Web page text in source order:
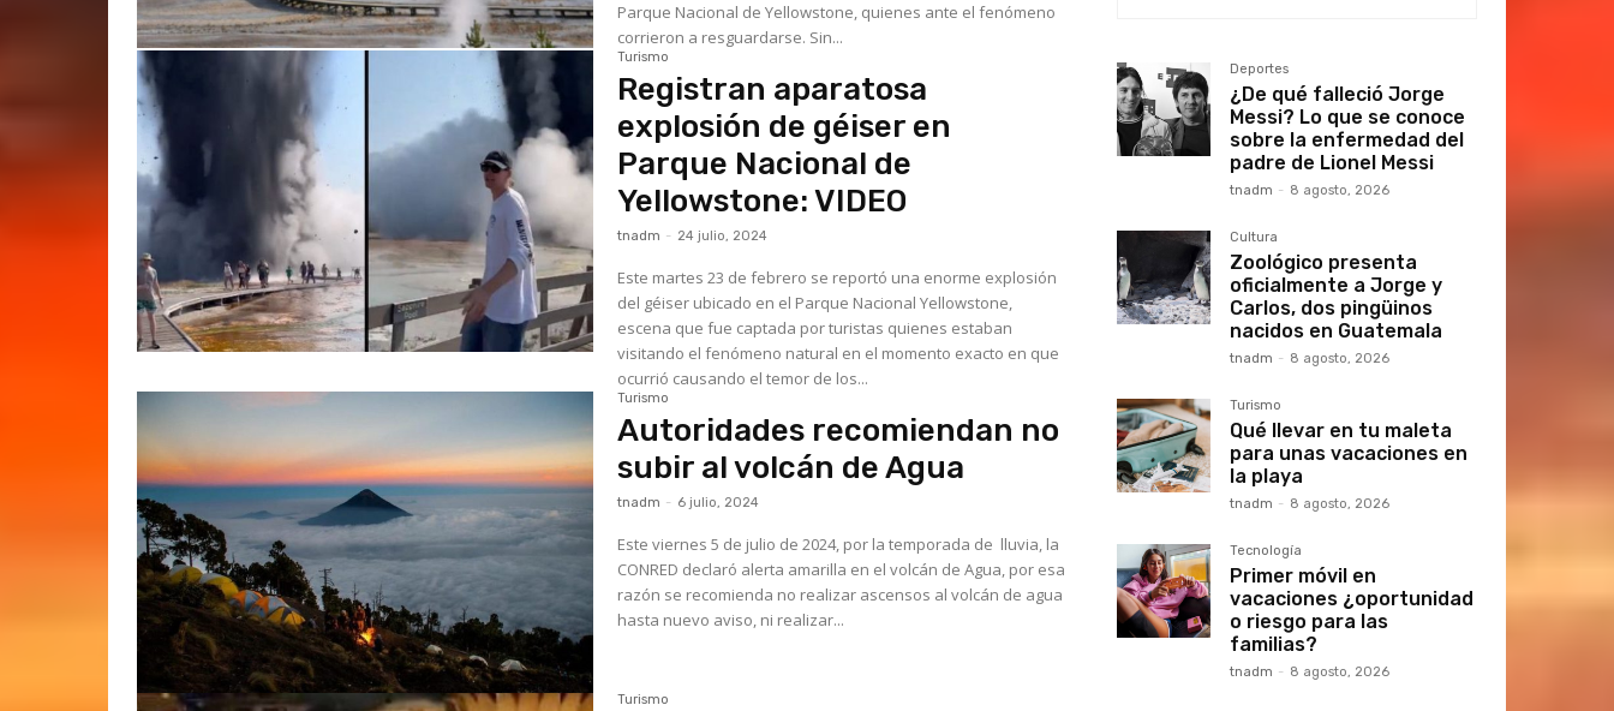
Parque Nacional de Yellowstone, quienes ante el fenómeno
corrieron a resguardarse. Sin...
Turismo
Registran aparatosa
explosión de géiser en
Parque Nacional de
Yellowstone: VIDEO
tnadm - 24 julio, 2024
Este martes 23 de febrero se reportó una enorme explosión
del géiser ubicado en el Parque Nacional Yellowstone,
escena que fue captada por turistas quienes estaban
visitando el fenómeno natural en el momento exacto en que
ocurrió causando el temor de los...
Turismo
Autoridades recomiendan no
subir al volcán de Agua
tnadm - 6 julio, 2024
Este viernes 5 de julio de 2024, por la temporada de lluvia, la
CONRED declaró alerta amarilla en el volcán de Agua, por esa
razón se recomienda no realizar ascensos al volcán de agua
hasta nuevo aviso, ni realizar...
Turismo
Deportes
¿De qué falleció Jorge
Messi? Lo que se conoce
sobre la enfermedad del
padre de Lionel Messi
tnadm - 8 agosto, 2026
Cultura
Zoológico presenta
oficialmente a Jorge y
Carlos, dos pingüinos
nacidos en Guatemala
tnadm - 8 agosto, 2026
Turismo
Qué llevar en tu maleta
para unas vacaciones en
la playa
tnadm - 8 agosto, 2026
Tecnología
Primer móvil en
vacaciones ¿oportunidad
o riesgo para las
familias?
tnadm - 8 agosto, 2026